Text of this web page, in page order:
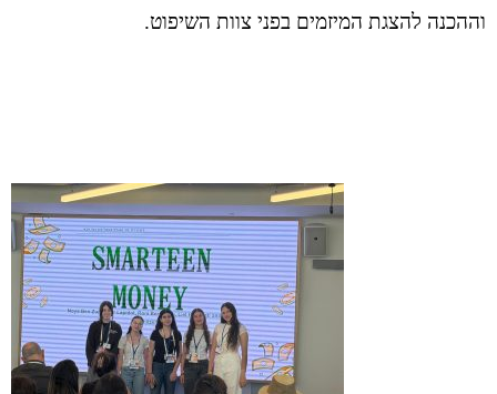
וההכנה להצגת המיזמים בפני צוות השיפוט.